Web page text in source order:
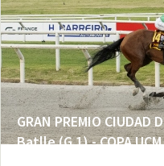
GRAN PREMIO
Batlle (G 1) - COPA UCM